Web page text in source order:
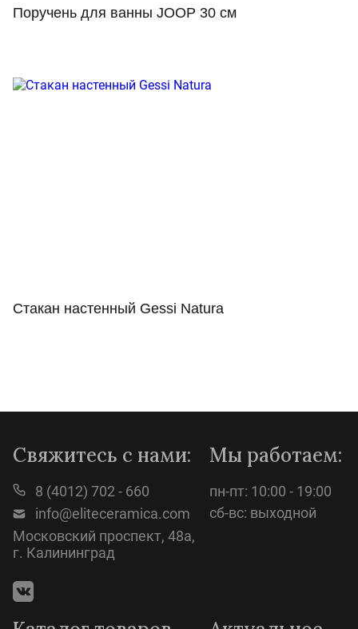
Поручень для ванны JOOP 30 см
Просмотр
Стакан настенный Gessi Natura
Свяжитесь с нами:
8 (4012) 702 - 660
info@eliteceramica.com
Московский проспект, 48а,
г. Калининград
Мы работаем:
пн-пт: 10:00 - 19:00
сб-вс: выходной